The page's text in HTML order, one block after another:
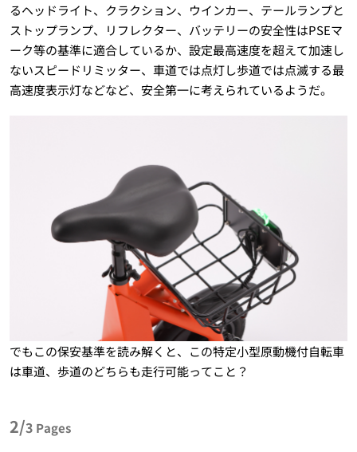
るヘッドライト、クラクション、ウインカー、テールランプと
ストップランプ、リフレクター、バッテリーの安全性はPSEマ
ーク等の基準に適合しているか、設定最高速度を超えて加速し
ないスピードリミッター、車道では点灯し歩道では点滅する最
高速度表示灯などなど、安全第一に考えられているようだ。
でもこの保安基準を読み解くと、この特定小型原動機付自転車
は車道、歩道のどちらも走行可能ってこと？
2/3 Pages